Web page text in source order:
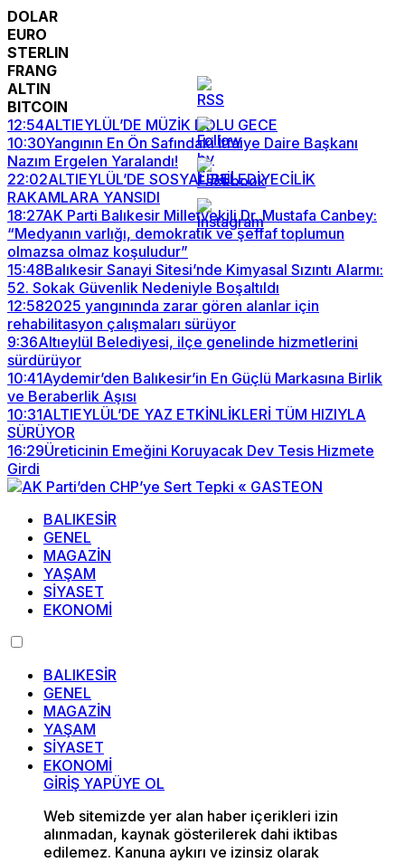
DOLAR
EURO
STERLIN
FRANG
ALTIN
BITCOIN
12:54ALTIEYLÜL’DE MÜZİK DOLU GECE
10:30Yangının En Ön Safındaki İtfaiye Daire Başkanı
Nazım Ergelen Yaralandı!
22:02ALTIEYLÜL’DE SOSYAL BELEDİYECİLİK
RAKAMLARA YANSIDI
18:27AK Parti Balıkesir Milletvekili Dr. Mustafa Canbey:
“Medyanın varlığı, demokratik ve şeffaf toplumun
olmazsa olmaz koşuludur”
15:48Balıkesir Sanayi Sitesi’nde Kimyasal Sızıntı Alarmı:
52. Sokak Güvenlik Nedeniyle Boşaltıldı
12:582025 yangınında zarar gören alanlar için
rehabilitasyon çalışmaları sürüyor
9:36Altıeylül Belediyesi, ilçe genelinde hizmetlerini
sürdürüyor
10:41Aydemir’den Balıkesir’in En Güçlü Markasına Birlik
ve Beraberlik Aşısı
10:31ALTIEYLÜL’DE YAZ ETKİNLİKLERİ TÜM HIZIYLA
SÜRÜYOR
16:29Üreticinin Emeğini Koruyacak Dev Tesis Hizmete
Girdi
BALIKESİR
GENEL
MAGAZİN
YAŞAM
SİYASET
EKONOMİ
BALIKESİR
GENEL
MAGAZİN
YAŞAM
SİYASET
EKONOMİ
GİRİŞ YAPÜYE OL
Web sitemizde yer alan haber içerikleri izin
alınmadan, kaynak gösterilerek dahi iktibas
edilemez. Kanuna aykırı ve izinsiz olarak